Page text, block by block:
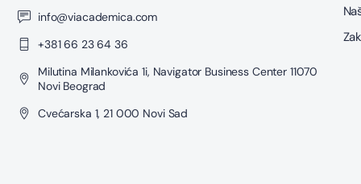
info@viacademica.com
+381 66 23 64 36
Milutina Milankovića 1i, Navigator Business Center 11070
Novi Beograd
Cvećarska 1, 21 000 Novi Sad